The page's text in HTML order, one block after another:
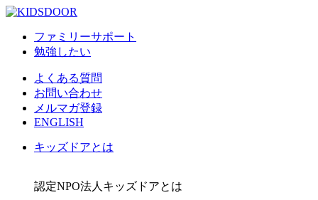
ファミリーサポート
勉強したい
よくある質問
お問い合わせ
メルマガ登録
ENGLISH
キッズドアとは
認定NPO法人キッズドアとは